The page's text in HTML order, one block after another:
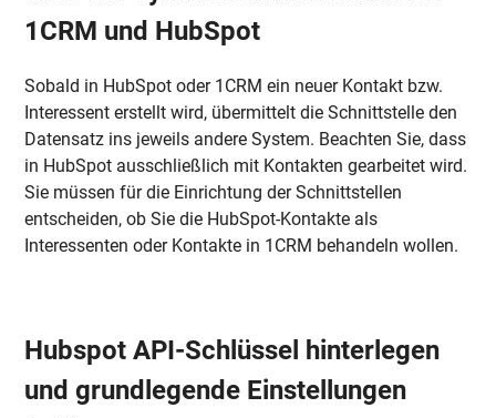
1CRM und HubSpot
Sobald in HubSpot oder 1CRM ein neuer Kontakt bzw.
Interessent erstellt wird, übermittelt die Schnittstelle den
Datensatz ins jeweils andere System. Beachten Sie, dass
in HubSpot ausschließlich mit Kontakten gearbeitet wird.
Sie müssen für die Einrichtung der Schnittstellen
entscheiden, ob Sie die HubSpot-Kontakte als
Interessenten oder Kontakte in 1CRM behandeln wollen.
Hubspot API-Schlüssel hinterlegen
und grundlegende Einstellungen